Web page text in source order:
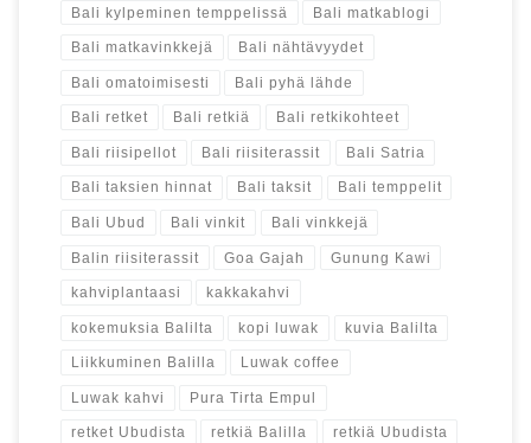
Bali kylpeminen temppelissä Bali matkablogi
Bali matkavinkkejä Bali nähtävyydet
Bali omatoimisesti Bali pyhä lähde
Bali retket Bali retkiä Bali retkikohteet
Bali riisipellot Bali riisiterassit Bali Satria
Bali taksien hinnat Bali taksit Bali temppelit
Bali Ubud Bali vinkit Bali vinkkejä
Balin riisiterassit Goa Gajah Gunung Kawi
kahviplantaasi kakkakahvi
kokemuksia Balilta kopi luwak kuvia Balilta
Liikkuminen Balilla Luwak coffee
Luwak kahvi Pura Tirta Empul
retket Ubudista retkiä Balilla retkiä Ubudista